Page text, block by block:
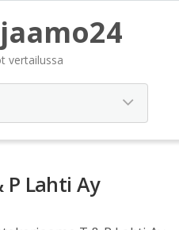
vertailussa
Lahti Ay